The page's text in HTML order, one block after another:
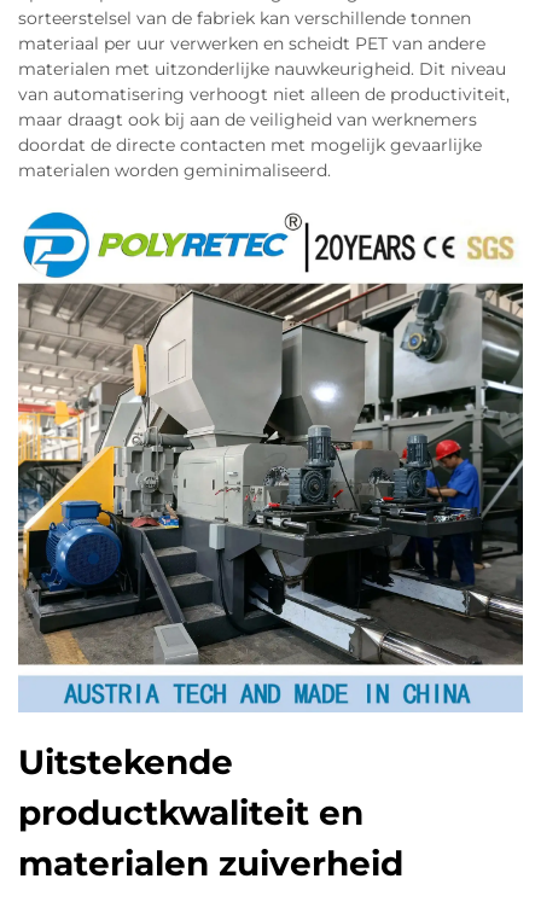
sorteerstelsel van de fabriek kan verschillende tonnen
materiaal per uur verwerken en scheidt PET van andere
materialen met uitzonderlijke nauwkeurigheid. Dit niveau
van automatisering verhoogt niet alleen de productiviteit,
maar draagt ook bij aan de veiligheid van werknemers
doordat de directe contacten met mogelijk gevaarlijke
materialen worden geminimaliseerd.
Uitstekende
productkwaliteit en
materialen zuiverheid